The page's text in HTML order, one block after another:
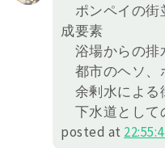
ポンペイの街
成要素
浴場からの排
都市のヘソ、
余剰水による
下水道として
posted at